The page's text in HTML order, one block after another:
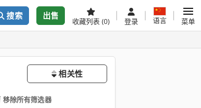
搜索 出售
收藏列表 (0) 登录 语言 菜单
相关性
移除所有筛选器